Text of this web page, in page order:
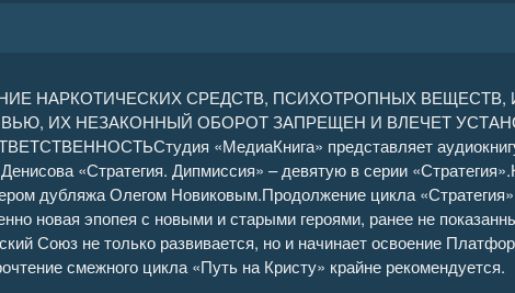
НАРКОТИЧЕСКИХ СРЕДСТВ, ПСИХОТРОПНЫХ ВЕЩЕСТВ,
ИХ НЕЗАКОННЫЙ ОБОРОТ ЗАПРЕЩЕН И ВЛЕЧЕТ
«МедиаКнига» представляет аудиокнигу
«Стратегия. Дипмиссия» – девятую в серии
дубляжа Олегом Новиковым.Продолжение цикла
новая эпопея с новыми и старыми героями, ранее не
Союз не только развивается, но и начинает освоение
смежного цикла «Путь на Кристу» крайне рекомендуется.